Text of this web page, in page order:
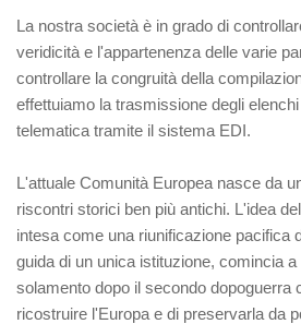
La nostra società è in grado di
veridicità e l'appartenenza delle varie
controllare la congruità della
effettuiamo la trasmissione degli
telematica tramite il sistema EDI.
L'attuale Comunità Europea nasce da
riscontri storici ben più antichi. L'idea
intesa come una riunificazione pacifica
guida di un unica istituzione, comincia
solamento dopo il secondo dopoguerra
ricostruire l'Europa e di preservarla da